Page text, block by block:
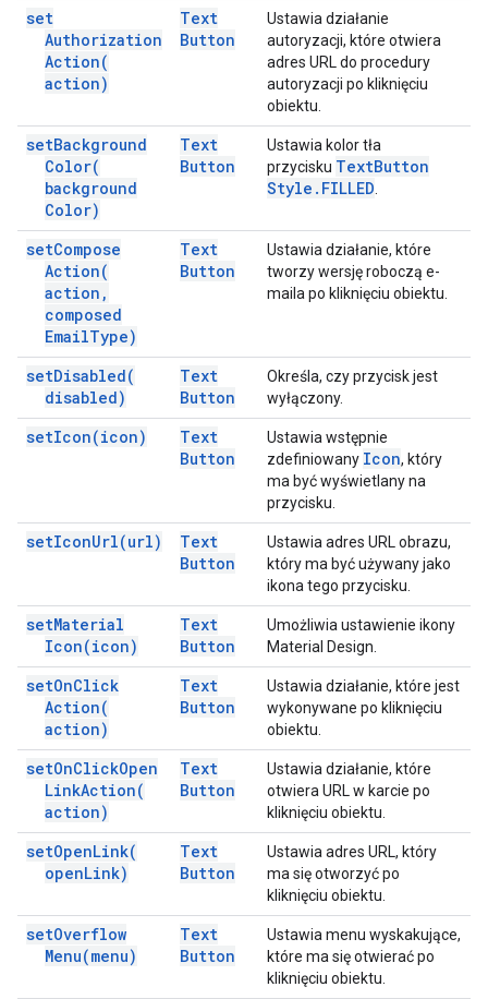
set
Authorization
Action(
action)
Text
Button
Ustawia działanie
autoryzacji, które otwiera
adres URL do procedury
autoryzacji po kliknięciu
obiektu.
setBackground
Color(
background
Color)
Text
Button
Ustawia kolor tła
przycisku TextButton
Style . FILLED
setCompose
Action(
action ,
composed
EmailType)
Text
Button
Ustawia działanie, które
tworzy wersję roboczą e-
maila po kliknięciu obiektu.
setDisabled(
disabled)
Text
Button
Określa, czy przycisk jest
wyłączony.
setIcon(icon)
Text
Button
Ustawia wstępnie
zdefiniowany Icon, który
ma być wyświetlany na
przycisku.
setIconUrl(url)
Text
Button
Ustawia adres URL obrazu,
który ma być używany jako
ikona tego przycisku.
setMaterial
Icon(icon)
Text
Button
Umożliwia ustawienie ikony
Material Design.
setOnClick
Action(
action)
Text
Button
Ustawia działanie, które jest
wykonywane po kliknięciu
obiektu.
setOnClickOpen
LinkAction(
action)
Text
Button
Ustawia działanie, które
otwiera URL w karcie po
kliknięciu obiektu.
setOpenLink(
openLink)
Text
Button
Ustawia adres URL, który
ma się otworzyć po
kliknięciu obiektu.
setOverflow
Menu(menu)
Text
Button
Ustawia menu wyskakujące,
które ma się otwierać po
kliknięciu obiektu.